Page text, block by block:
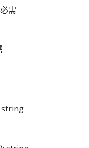
需
string